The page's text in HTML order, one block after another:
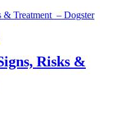
Risks &